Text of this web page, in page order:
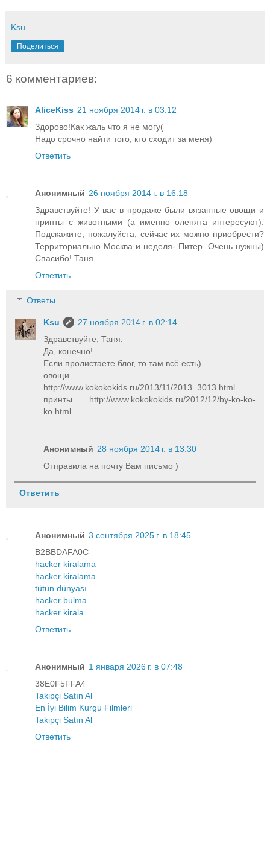
Ksu
Поделиться
6 комментариев:
AliceKiss 21 ноября 2014 г. в 03:12
Здорово!Как жаль что я не могу(
Надо срочно найти того, кто сходит за меня)
Ответить
Анонимный 26 ноября 2014 г. в 16:18
Здравствуйте! У вас в продаже были вязанные овощи и
принты с животными (а именно оленята интересуют).
Подскажите, пожалуйста, сейчас их можно приобрести?
Территориально Москва и неделя- Питер. Очень нужны)
Спасибо! Таня
Ответить
Ответы
Ksu
27 ноября 2014 г. в 02:14
Здравствуйте, Таня.
Да, конечно!
Если пролистаете блог, то там всё есть)
овощи
http://www.kokokokids.ru/2013/11/2013_3013.html
принты http://www.kokokokids.ru/2012/12/by-ko-ko-
ko.html
Анонимный 28 ноября 2014 г. в 13:30
Отправила на почту Вам письмо )
Ответить
Анонимный 3 сентября 2025 г. в 18:45
B2BBDAFA0C
hacker kiralama
hacker kiralama
tütün dünyası
hacker bulma
hacker kirala
Ответить
Анонимный 1 января 2026 г. в 07:48
38E0F5FFA4
Takipçi Satın Al
En İyi Bilim Kurgu Filmleri
Takipçi Satın Al
Ответить